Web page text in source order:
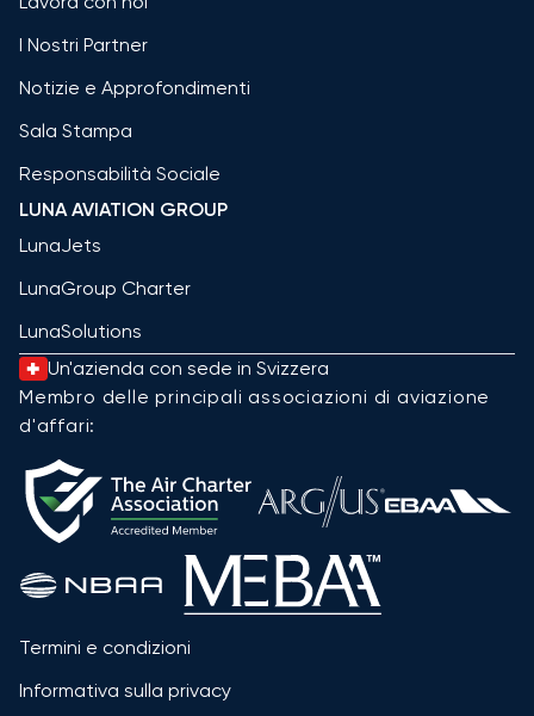
I Nostri Partner
Notizie e Approfondimenti
Sala Stampa
Responsabilità Sociale
LUNA AVIATION GROUP
LunaJets
LunaGroup Charter
LunaSolutions
Un'azienda con sede in Svizzera
Membro delle principali associazioni di aviazione
d'affari:
Termini e condizioni
Informativa sulla privacy